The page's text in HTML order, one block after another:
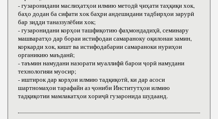
- гузаронидани маслиҳатҳои илмию методӣ ҷиҳати таҳқиқи хок,
баҳо додан ба сифати хок баҳри андешидани тадбирҳои зарурӣ
бар зидди таназзулёбии хок;
- гузаронидани корҳои ташфиқотию фаҳмондадиҳӣ, семинару
машваратҳо дар бораи истифодаи самараноку оқилонаи замин,
коркарди хок, кишт ва истифодабарии самараноки нуриҳои
органикию маъданӣ;
- таъмин намудани назорати муаллифӣ барои ҷорӣ намудани
технологияи муосир;
- иштирок дар корҳои илмию тадқиқотӣ, ки дар асоси
шартномаҳои тарафайн аз ҷониби Институтҳои илмию
тадқиқотии мамлакатҳои хориҷӣ гузаронида шудаанд.